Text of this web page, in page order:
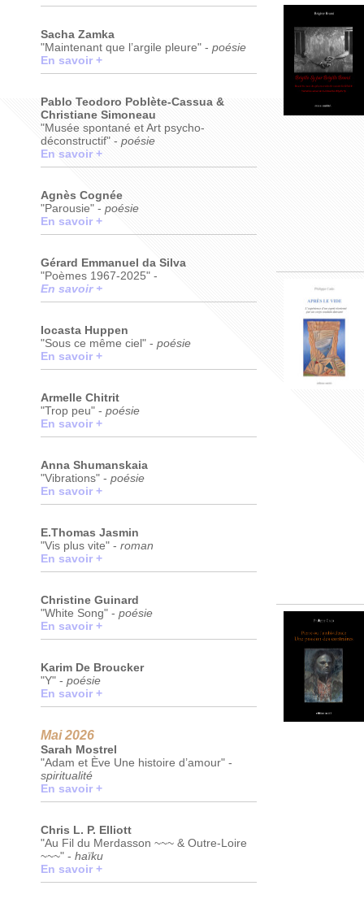
Sacha Zamka
"Maintenant que l’argile pleure" - poésie
En savoir +
Pablo Teodoro Poblète-Cassua &
Christiane Simoneau
"Musée spontané et Art psycho-
déconstructif" - poésie
En savoir +
Agnès Cognée
"Parousie" - poésie
En savoir +
Gérard Emmanuel da Silva
"Poèmes 1967-2025" -
En savoir +
Iocasta Huppen
"Sous ce même ciel" - poésie
En savoir +
Armelle Chitrit
"Trop peu" - poésie
En savoir +
Anna Shumanskaia
"Vibrations" - poésie
En savoir +
E.Thomas Jasmin
"Vis plus vite" - roman
En savoir +
Christine Guinard
"White Song" - poésie
En savoir +
Karim De Broucker
"Y" - poésie
En savoir +
Mai 2026
Sarah Mostrel
"Adam et Ève Une histoire d’amour" -
spiritualité
En savoir +
Chris L. P. Elliott
"Au Fil du Merdasson ~~~ & Outre-Loire
~~~" - haïku
En savoir +